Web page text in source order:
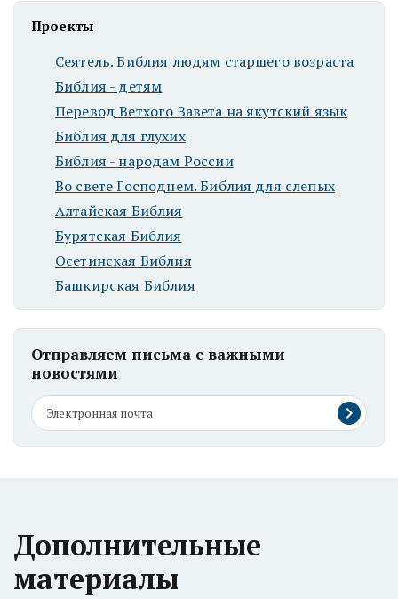
Проекты
Сеятель. Библия людям старшего возраста
Библия - детям
Перевод Ветхого Завета на якутский язык
Библия для глухих
Библия - народам России
Во свете Господнем. Библия для слепых
Алтайская Библия
Бурятская Библия
Осетинская Библия
Башкирская Библия
Отправляем письма с важными
новостями
Дополнительные
материалы